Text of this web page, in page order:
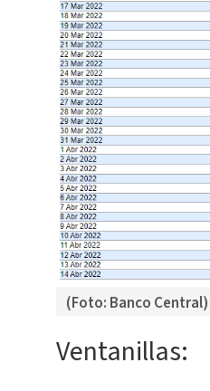
(Foto: Banco Central)
Ventanillas: